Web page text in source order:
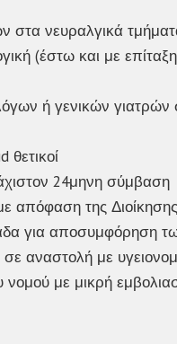
στα νευραλγικά
(έστω και με
ή γενικών γιατρών
24μηνη σύμβαση
απόφαση της Διοίκησης
για αποσυμφόρηση
αναστολή με
με μικρή